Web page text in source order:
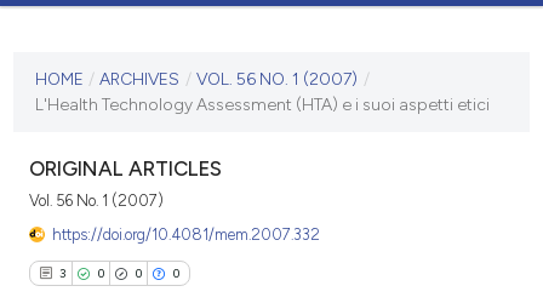
VOL. 56 NO. 1 (2007)
VIEW THIS ISSUE
HOME / ARCHIVES / VOL. 56 NO. 1 (2007) /
L'Health Technology Assessment (HTA) e i suoi aspetti etici
ORIGINAL ARTICLES
Vol. 56 No. 1 (2007)
https://doi.org/10.4081/mem.2007.332
3 0 0 0